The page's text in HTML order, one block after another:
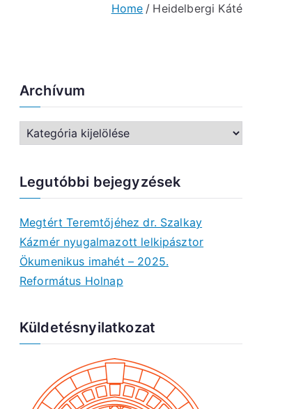
Home Heidelbergi Káté
Archívum
h
v
u
m
Legutóbbi bejegyzések
Megtért Teremtőjéhez dr. Szalkay
Kázmér nyugalmazott lelkipásztor
Ökumenikus imahét – 2025.
Református Holnap
Küldetésnyilatkozat